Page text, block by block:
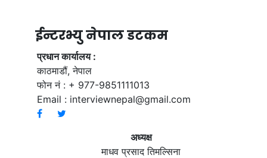
ईन्टरभ्यु नेपाल डटकम
प्रधान कार्यालय :
काठमाडौं, नेपाल
फोन नं : + 977-9851111013
Email : interviewnepal@gmail.com
अध्यक्ष
माधव प्रसाद तिमल्सिना